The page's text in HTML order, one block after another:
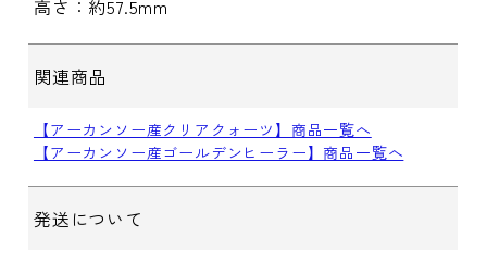
高さ：約57.5mm
関連商品
【アーカンソー産クリアクォーツ】商品一覧へ
【アーカンソー産ゴールデンヒーラー】商品一覧へ
発送について